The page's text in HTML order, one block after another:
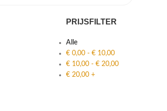
PRIJSFILTER
Alle
€0,00- €10,00
€10,00- €20,00
€20,00+